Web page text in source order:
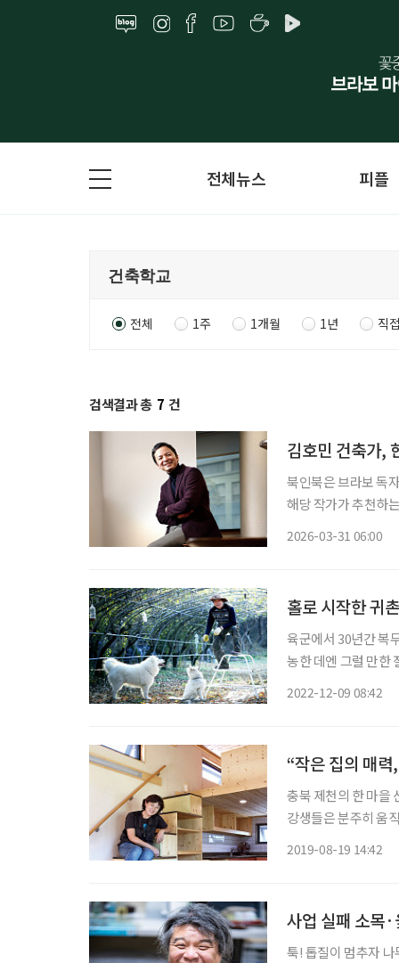
전체뉴스 피플
전체 1주 1개월 1년 직
검색결과 총 7 건
김호민 건축가,
북인북은 브라보 독
해당 작가가 추천하는인테리어 팁
2026-03-31 06:00
홀로 시작한 귀
육군에서 30년간 복
농한 데엔 그럴 만한
2022-12-09 08:42
충북 제천의 한 마을
강생들은 분주히 움
2019-08-19 14:42
사업 실패 소목
툭! 톱질이 멈추자